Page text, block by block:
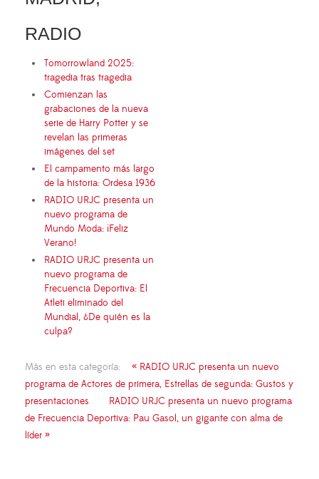
RADIO
Tomorrowland 2025:
tragedia tras tragedia
Comienzan las
grabaciones de la nueva
serie de Harry Potter y se
revelan las primeras
imágenes del set
El campamento más largo
de la historia: Ordesa 1936
RADIO URJC presenta un
nuevo programa de
Mundo Moda: ¡Feliz
Verano!
RADIO URJC presenta un
nuevo programa de
Frecuencia Deportiva: El
Atleti eliminado del
Mundial, ¿De quién es la
culpa?
Más en esta categoría:
« RADIO URJC presenta un nuevo
programa de Actores de primera, Estrellas de segunda: Gustos y
presentaciones
RADIO URJC presenta un nuevo programa
de Frecuencia Deportiva: Pau Gasol, un gigante con alma de
líder »